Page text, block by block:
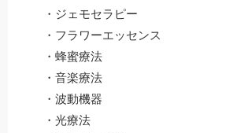
・ジェモセラピー
・フラワーエッセンス
・蜂蜜療法
・音楽療法
・波動機器
・光療法